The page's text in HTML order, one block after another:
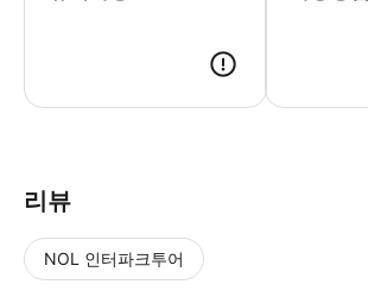
리뷰
NOL 인터파크투어